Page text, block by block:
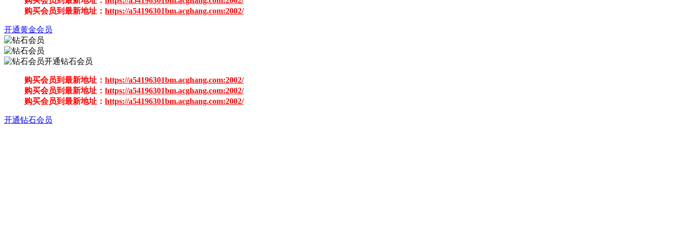
购买会员到最新地址： https://a54196301bm.acghang.com:2002/
开通黄金会员
开通钻石会员
购买会员到最新地址： https://a54196301bm.acghang.com:2002/
购买会员到最新地址： https://a54196301bm.acghang.com:2002/
购买会员到最新地址： https://a54196301bm.acghang.com:2002/
开通钻石会员